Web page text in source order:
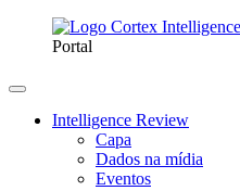
Portal
Intelligence Review
Capa
Dados na mídia
Eventos